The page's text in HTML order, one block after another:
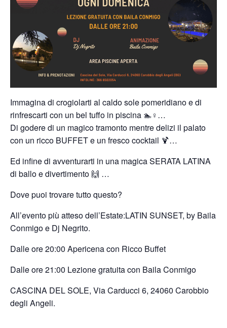
Immagina di crogiolarti al caldo sole pomeridiano e di
rinfrescarti con un bel tuffo in piscina 🏊♀️…
Di godere di un magico tramonto mentre delizi il palato
con un ricco BUFFET e un fresco cocktail 🍹…
Ed infine di avventurarti in una magica SERATA LATINA
di ballo e divertimento 🙌 …
Dove puoi trovare tutto questo?
All’evento più atteso dell’Estate:LATIN SUNSET, by Baila
Conmigo e Dj Negrito.
Dalle ore 20:00 Apericena con Ricco Buffet
Dalle ore 21:00 Lezione gratuita con Baila Conmigo
CASCINA DEL SOLE, Via Carducci 6, 24060 Carobbio
degli Angeli.